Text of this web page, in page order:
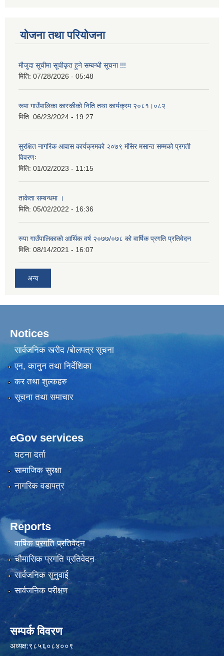
योजना तथा परियोजना
मौजुदा सूचीमा सूचीकृत हुने सम्बन्धी सूचना !!!
मिति: 07/28/2026 - 05:48
रूपा गाउँपालिका कास्कीको निति तथा कार्यक्रम २०८१।०८२
मिति: 06/23/2024 - 19:27
सुरक्षित नागरिक आवास कार्यक्रमको २०७९ मंसिर मसान्त सम्मको प्रगती
विवरणः
मिति: 01/02/2023 - 11:15
ताकेता सम्बन्धमा ।
मिति: 05/02/2022 - 16:36
रुपा गाउँपालिकाको आर्थिक वर्ष २०७७/०७८ को वार्षिक प्रगति प्रतिवेदन
मिति: 08/14/2021 - 16:07
अन्य
Notices
सार्वजनिक खरीद /बोलपत्र सूचना
एन, कानुन तथा निर्देशिका
कर तथा शुल्कहरु
सूचना तथा समाचार
eGov services
घटना दर्ता
सामाजिक सुरक्षा
नागरिक वडापत्र
Reports
वार्षिक प्रगति प्रतिवेदन
चौमासिक प्रगति प्रतिवेदन
सार्वजनिक सुनुवाई
सार्वजनिक परीक्षण
सम्पर्क विवरण
अध्यक्ष:९८५६०८४००९